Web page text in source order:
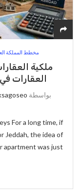
مخطط المملكة
العقارات
بواسطة
For a long time, if
Jeddah, the idea of
was just …